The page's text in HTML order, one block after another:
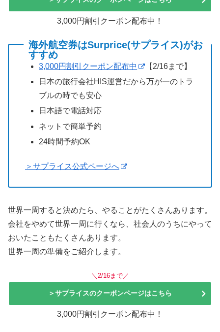
3,000円割引クーポン配布中！
海外航空券はSurprice(サプライス)がお
すすめ
3,000円割引クーポン配布中
【2/16まで】
日本の旅行会社HIS運営だから万が一のトラ
ブルの時でも安心
日本語で電話対応
ネットで簡単予約
24時間予約OK
＞サプライス公式ページへ
世界一周すると決めたら、やることがたくさんあります。
会社をやめて世界一周に行くなら、社会人のうちにやって
おいたこともたくさんあります。
世界一周の準備をご紹介します。
＼2/16まで／
＞サプライスのクーポンページはこちら
3,000円割引クーポン配布中！